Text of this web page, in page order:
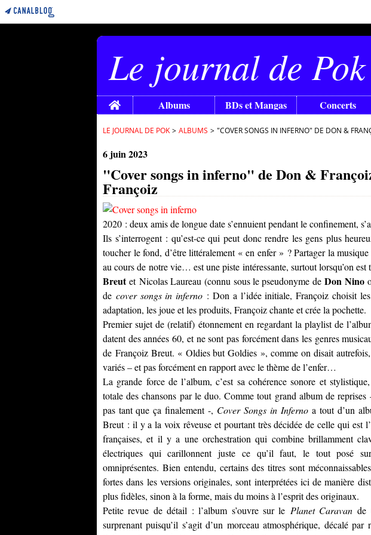
Le journal de Pok
Home Albums BDs et Mangas Concerts
LE JOURNAL DE POK > ALBUMS > "COVER SONGS IN INFERNO" DE DON &
6 juin 2023
"Cover songs in inferno" de Don &
Françoiz
2020 : deux amis de longue date s’ennuient pendant le confinement,
Ils s’interrogent : qu’est-ce qui peut donc rendre les gens plus
toucher le fond, d’être littéralement « en enfer » ? Partager la
au cours de notre vie… est une piste intéressante, surtout lorsqu’on
Breutet Nicolas Laureau (connu sous le pseudonyme deDon Nino
de cover songs in inferno : Don a l’idée initiale, Françoiz choisit
adaptation, les joue et les produits, Françoiz chante et crée la pochette.
Premier sujet de (relatif) étonnement en regardant la playlist de
datent des années 60, et ne sont pas forcément dans les genres
de Françoiz Breut. « Oldies but Goldies », comme on disait
variés – et pas forcément en rapport avec le thème de l’enfer…
La grande force de l’album, c’est sa cohérence sonore et
totale des chansons par le duo. Comme tout grand album de
pas tant que ça finalement -, Cover Songs in Infernoa tout d’un
Breut : il y a la voix rêveuse et pourtant très décidée de celle qui est
françaises, et il y a une orchestration qui combine brillamment
électriques qui carillonnent juste ce qu’il faut, le tout posé
omniprésentes. Bien entendu, certains des titres sont
fortes dans les versions originales, sont interprétées ici de manière
plus fidèles, sinon à la forme, mais du moins à l’esprit des originaux.
Petite revue de détail : l’album s’ouvre sur le Planet Caravande
surprenant puisqu’il s’agit d’un morceau atmosphérique, décalé